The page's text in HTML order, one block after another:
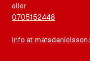
eller
0705152448
Info at